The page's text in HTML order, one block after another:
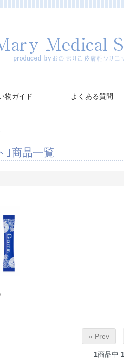
物ガイド よくある質問
｣商品一覧
« Prev
1商品中